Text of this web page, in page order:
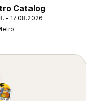
Catalog
- 17.08.2026